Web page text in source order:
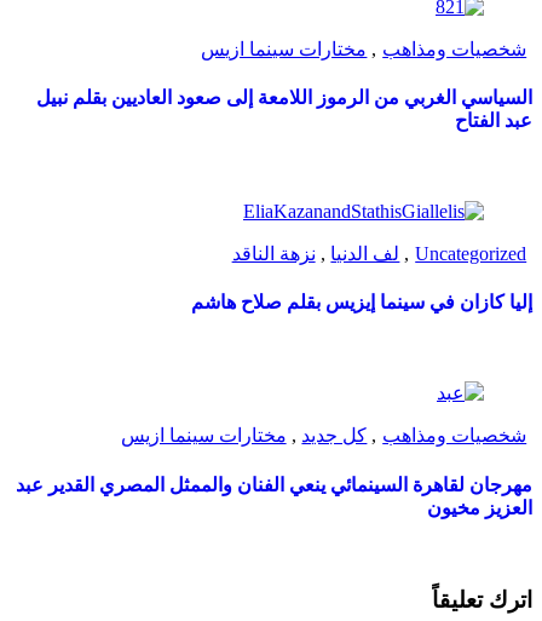
شخصيات ومذاهب , مختارات سينما ازيس
السياسي الغربي من الرموز اللامعة إلى صعود العاديين بقلم نبيل
عبد الفتاح
Uncategorized
, لف الدنيا , نزهة الناقد
إليا كازان في سينما إيزيس بقلم صلاح هاشم
شخصيات ومذاهب , كل جديد , مختارات سينما ازيس
مهرجان لقاهرة السينمائي ينعي الفنان والممثل المصري القدير عبد
العزيز مخيون
اترك تعليقاً